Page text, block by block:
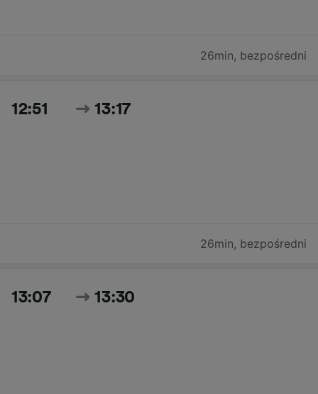
26min, bezpośredni
12:51 13:17
26min, bezpośredni
13:07 13:30